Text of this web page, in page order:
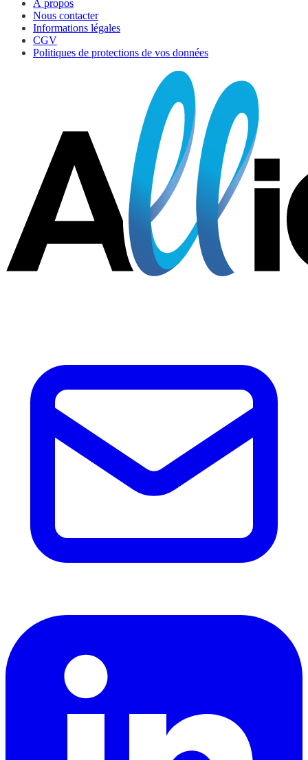
À propos
Nous contacter
Informations légales
CGV
Politiques de protections de vos données